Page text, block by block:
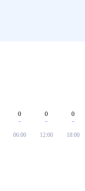
0
06:00
0
12:00
0
18:00